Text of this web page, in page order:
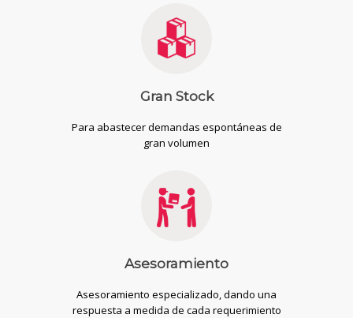
Gran Stock
Para abastecer demandas espontáneas de
gran volumen
Asesoramiento
Asesoramiento especializado, dando una
respuesta a medida de cada requerimiento